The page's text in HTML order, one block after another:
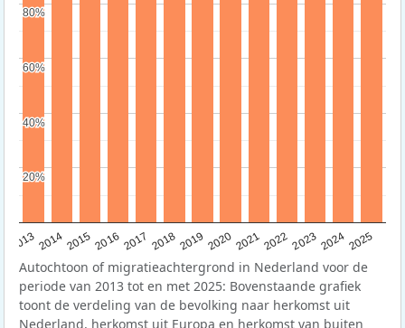
20132014201520162017 20182019 202020212022202320242025
20%
20%
40%
40%
60%
60%
80%
80%
Autochtoon of migratieachtergrond in Nederland voor de
periode van 2013 tot en met 2025: Bovenstaande grafiek
toont de verdeling van de bevolking naar herkomst uit
Nederland, herkomst uit Europa en herkomst van buiten